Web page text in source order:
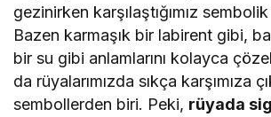
gezinirken karşılaştığımız
Bazen karmaşık bir labirent gibi,
bir su gibi anlamlarını kolayca
da rüyalarımızda sıkça karşımıza
sembollerden biri. Peki, rüyada